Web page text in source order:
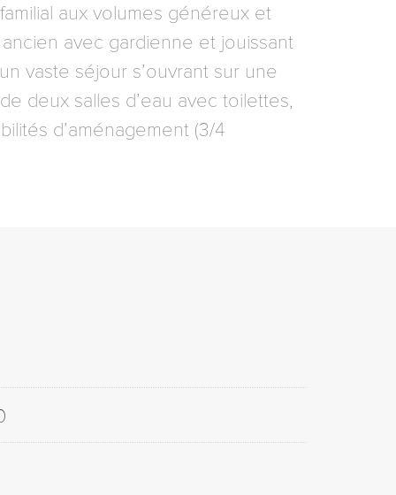
aux volumes généreux et
avec gardienne et jouissant
vaste séjour s’ouvrant sur une
deux salles d’eau avec toilettes,
d’aménagement (3/4